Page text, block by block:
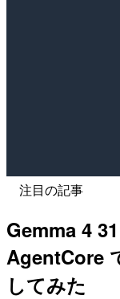
注目の記事
Gemma 4
AgentCore
してみた